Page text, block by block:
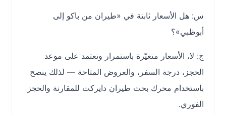
س: هل الأسعار ثابتة في «طيران من باكو إلى
أبوظبي»؟
ج: لا، الأسعار متغيّرة باستمرار وتعتمد على موعد
الحجز، درجة السفر، والعروض المتاحة — لذلك ينصح
باستخدام محرك بحث طيران دايركت للمقارنة والحجز
الفوري.